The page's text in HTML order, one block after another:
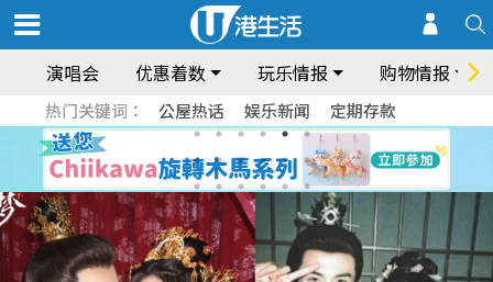
演唱会 优惠着数 玩乐情报 购物情报
热门关键词： 公屋热话 娱乐新闻 定期存款